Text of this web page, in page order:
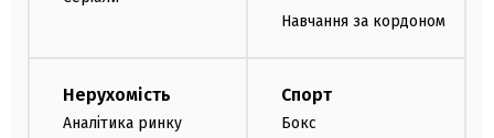
Навчання за кордоном
Нерухомість
Аналітика ринку
Спорт
Бокс